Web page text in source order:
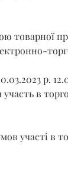
товарної
р.
в
участі в